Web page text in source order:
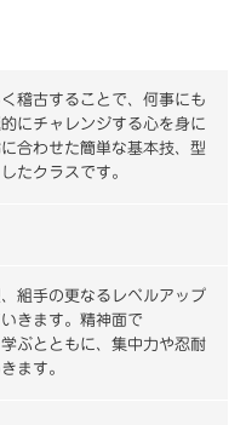
稽古することで、何事にも
にチャレンジする心を身に
合わせた簡単な基本技、型
たクラスです。
組手の更なるレベルアップ
きます。精神面で
ぶとともに、集中力や忍耐
ます。